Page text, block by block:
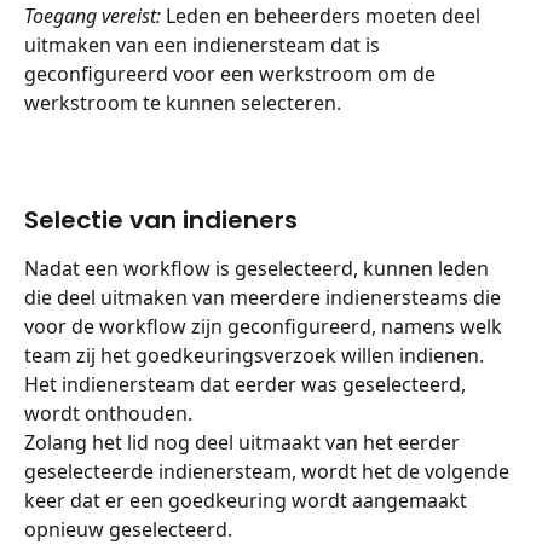
Toegang vereist: Leden en beheerders moeten deel
uitmaken van een indienersteam dat is
geconfigureerd voor een werkstroom om de
werkstroom te kunnen selecteren.
Selectie van indieners
Nadat een workflow is geselecteerd, kunnen leden
die deel uitmaken van meerdere indienersteams die
voor de workflow zijn geconfigureerd, namens welk
team zij het goedkeuringsverzoek willen indienen.
Het indienersteam dat eerder was geselecteerd,
wordt onthouden.
Zolang het lid nog deel uitmaakt van het eerder
geselecteerde indienersteam, wordt het de volgende
keer dat er een goedkeuring wordt aangemaakt
opnieuw geselecteerd.